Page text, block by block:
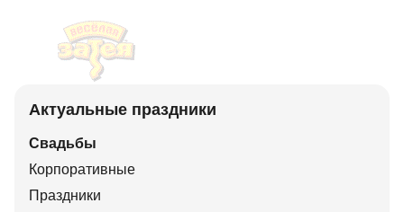
Актуальные праздники
Свадьбы
Корпоративные
Праздники